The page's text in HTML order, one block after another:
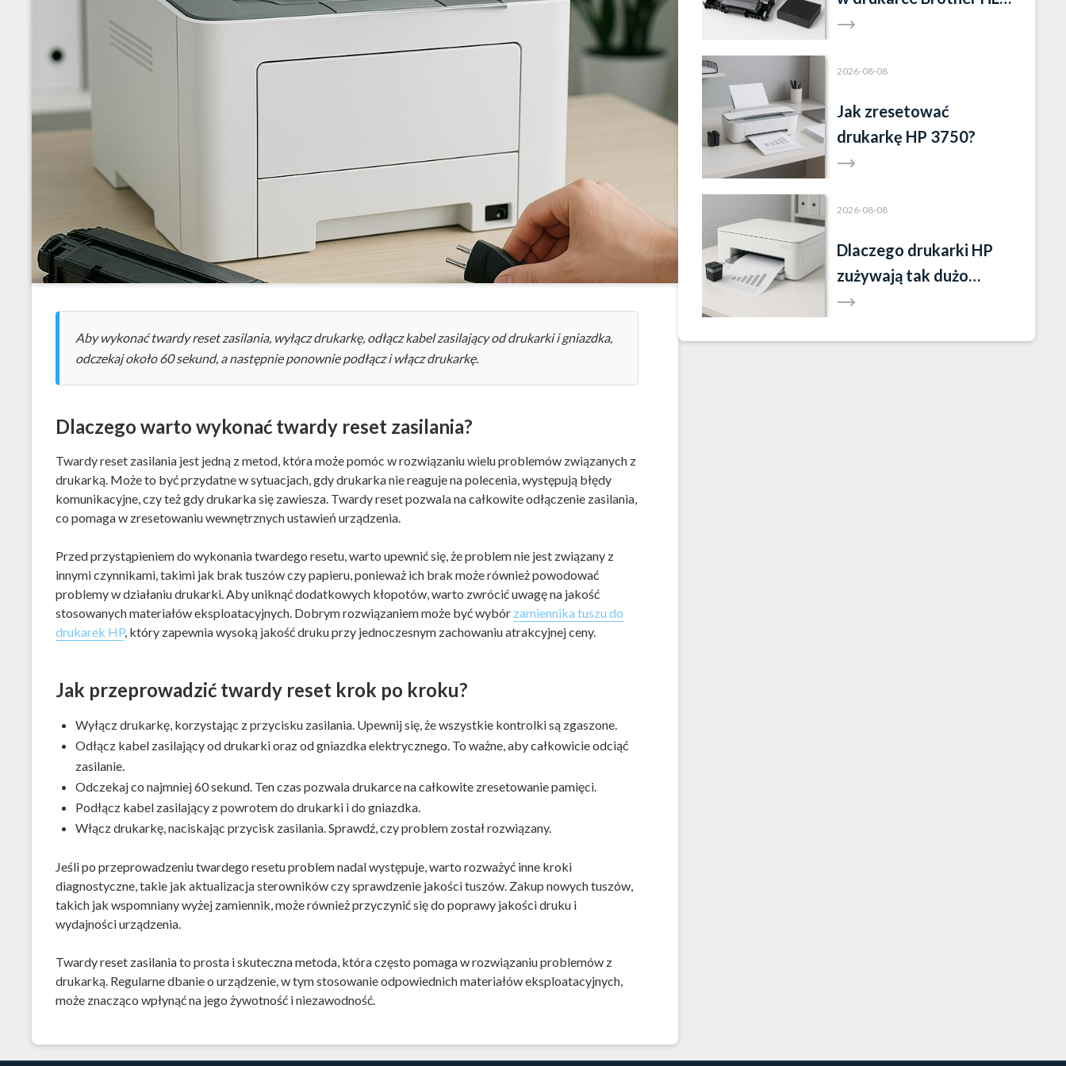
Aby wykonać twardy reset zasilania, wyłącz drukarkę, odłącz kabel zasilający od drukarki i gniazdka,
odczekaj około 60 sekund, a następnie ponownie podłącz i włącz drukarkę.
Dlaczego warto wykonać twardy reset zasilania?
Twardy reset zasilania jest jedną z metod, która może pomóc w rozwiązaniu wielu problemów związanych z
drukarką. Może to być przydatne w sytuacjach, gdy drukarka nie reaguje na polecenia, występują błędy
komunikacyjne, czy też gdy drukarka się zawiesza. Twardy reset pozwala na całkowite odłączenie zasilania,
co pomaga w zresetowaniu wewnętrznych ustawień urządzenia.
Przed przystąpieniem do wykonania twardego resetu, warto upewnić się, że problem nie jest związany z
innymi czynnikami, takimi jak brak tuszów czy papieru, ponieważ ich brak może również powodować
problemy w działaniu drukarki. Aby uniknąć dodatkowych kłopotów, warto zwrócić uwagę na jakość
stosowanych materiałów eksploatacyjnych. Dobrym rozwiązaniem może być wybór zamiennika tuszu do
drukarek HP, który zapewnia wysoką jakość druku przy jednoczesnym zachowaniu atrakcyjnej ceny.
Jak przeprowadzić twardy reset krok po kroku?
Wyłącz drukarkę, korzystając z przycisku zasilania. Upewnij się, że wszystkie kontrolki są zgaszone.
Odłącz kabel zasilający od drukarki oraz od gniazdka elektrycznego. To ważne, aby całkowicie odciąć
zasilanie.
Odczekaj co najmniej 60 sekund. Ten czas pozwala drukarce na całkowite zresetowanie pamięci.
Podłącz kabel zasilający z powrotem do drukarki i do gniazdka.
Włącz drukarkę, naciskając przycisk zasilania. Sprawdź, czy problem został rozwiązany.
Jeśli po przeprowadzeniu twardego resetu problem nadal występuje, warto rozważyć inne kroki
diagnostyczne, takie jak aktualizacja sterowników czy sprawdzenie jakości tuszów. Zakup nowych tuszów,
takich jak wspomniany wyżej zamiennik, może również przyczynić się do poprawy jakości druku i
wydajności urządzenia.
Twardy reset zasilania to prosta i skuteczna metoda, która często pomaga w rozwiązaniu problemów z
drukarką. Regularne dbanie o urządzenie, w tym stosowanie odpowiednich materiałów eksploatacyjnych,
może znacząco wpłynąć na jego żywotność i niezawodność.
L2352DW?
2026-08-08
Jak zresetować
drukarkę HP 3750?
2026-08-08
Dlaczego drukarki HP
zużywają tak dużo
tuszu?